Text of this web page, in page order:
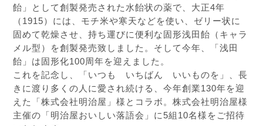
飴」として創製発売された水飴状の薬で、大正4年
（1915）には、モチ米や寒天などを使い、ゼリー状に
固めて乾燥させ、持ち運びに便利な固形浅田飴（キャラ
メル型）を創製発売致しました。そして今年、「浅田
飴」は固形化100周年を迎えました。
これを記念し、「いつも いちばん いいものを」、長
きに渡り多くの人に愛され続ける、今年創業130年を迎
えた「株式会社明治屋」様とコラボ。株式会社明治屋様
主催の「明治屋おいしい落語会」に5組10名様をご招待